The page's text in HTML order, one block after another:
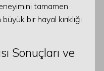
tamamen
bir hayal kırıklığı
Sonuçları ve